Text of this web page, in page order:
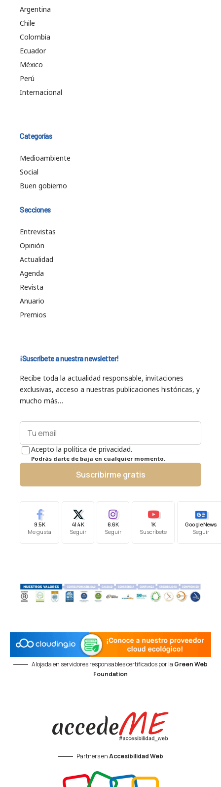
Argentina
Chile
Colombia
Ecuador
México
Perú
Internacional
Categorías
Medioambiente
Social
Buen gobierno
Secciones
Entrevistas
Opinión
Actualidad
Agenda
Revista
Anuario
Premios
¡Suscríbete a nuestra newsletter!
Recibe toda la actualidad responsable, invitaciones
exclusivas, acceso a nuestras publicaciones históricas, y
mucho más…
Acepto la política de privacidad.
Podrás darte de baja en cualquier momento.
Suscribirme gratis
9.5K
Me gusta
41.4K
Seguir
6.6K
Seguir
1K
Suscríbete
Google News
Seguir
Alojada en servidores responsables certificados por la Green Web
Foundation
Partners enAccesibilidad Web